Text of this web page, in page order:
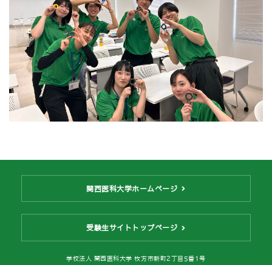
関西医科大学ホームページ
受験生サイトトップページ
学校法人 関西医科大学 枚方市新町2丁目5番1号